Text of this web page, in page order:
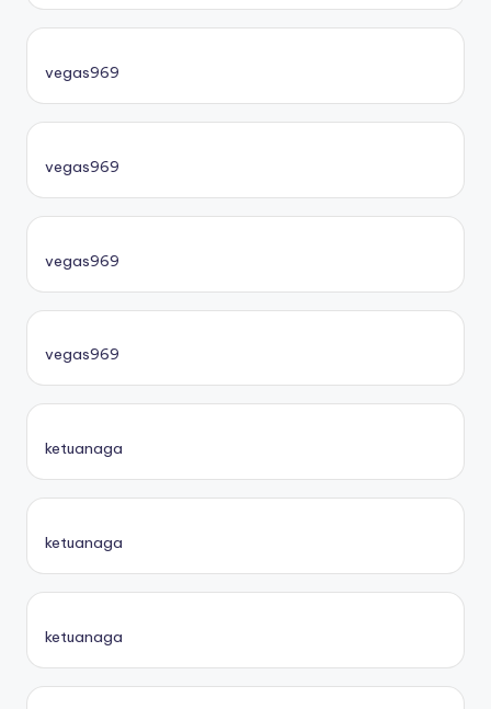
vegas969
vegas969
vegas969
vegas969
ketuanaga
ketuanaga
ketuanaga